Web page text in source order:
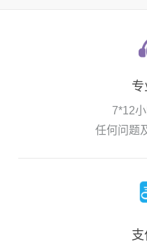
专
7*12
任何问题